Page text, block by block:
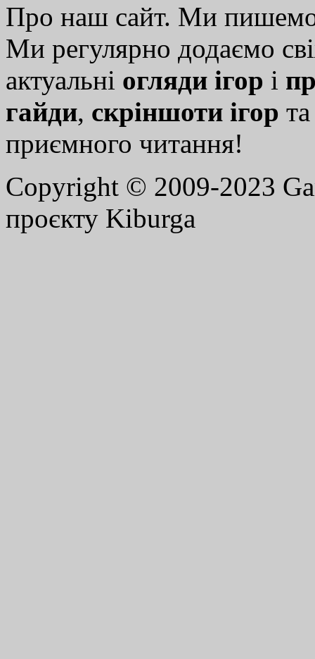
Про наш сайт. Ми
Ми регулярно додаємо
актуальні огляди ігор і
гайди, скріншоти ігор
приємного читання!
Copyright © 2009-2023
проєкту Kiburga